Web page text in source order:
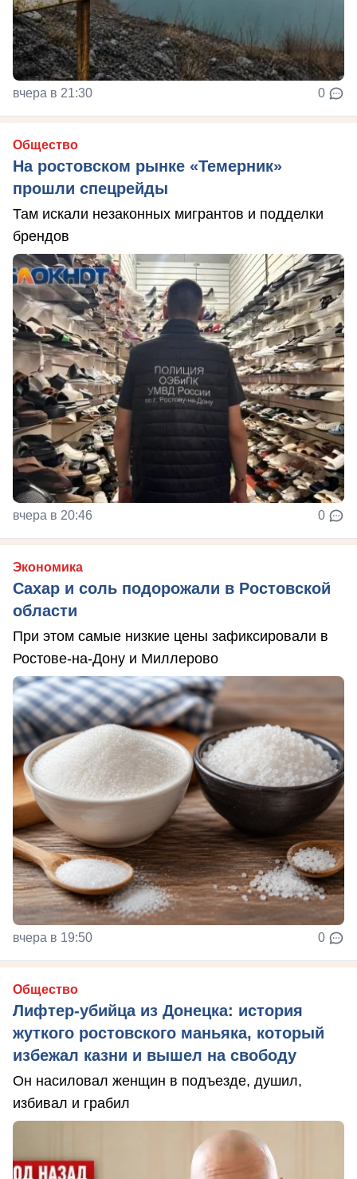
вчера в 21:30 0
Общество
На ростовском рынке «Темерник»
прошли спецрейды
Там искали незаконных мигрантов и подделки
брендов
вчера в 20:46 0
Экономика
Сахар и соль подорожали в Ростовской
области
При этом самые низкие цены зафиксировали в
Ростове-на-Дону и Миллерово
вчера в 19:50 0
Общество
Лифтер-убийца из Донецка: история
жуткого ростовского маньяка, который
избежал казни и вышел на свободу
Он насиловал женщин в подъезде, душил,
избивал и грабил